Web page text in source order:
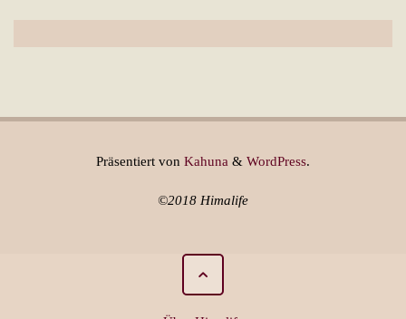
Präsentiert von Kahuna & WordPress.
©2018 Himalife